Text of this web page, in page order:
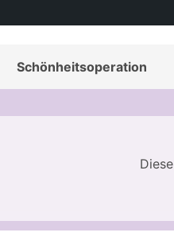
Schönheitsoperation
Diese